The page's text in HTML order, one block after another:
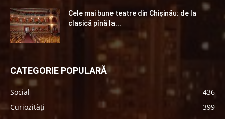
Cele mai bune teatre din Chişinău: de la
clasică pînă la...
CATEGORIE POPULARĂ
Social
436
Curiozități
399